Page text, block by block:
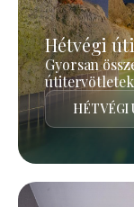
Hétvégi
Gyorsan
HÉTVÉGI